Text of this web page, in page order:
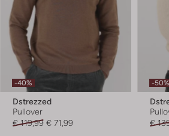
-40%
Dstrezzed
Pullover
€ 119,99 € 71,99
-50%
€